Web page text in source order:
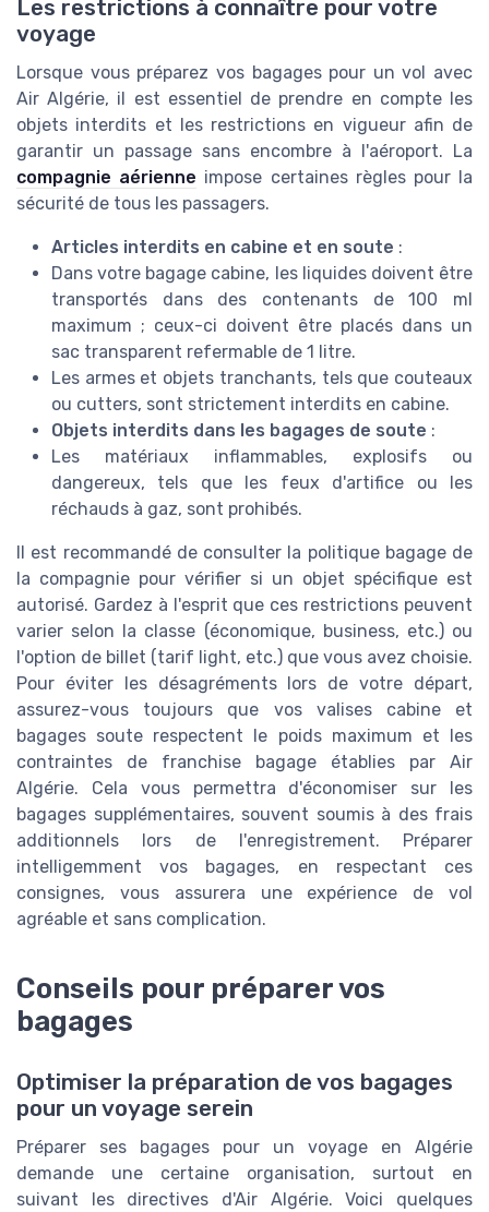
Les restrictions à connaître pour votre
voyage
Lorsque vous préparez vos bagages pour un vol avec
Air Algérie, il est essentiel de prendre en compte les
objets interdits et les restrictions en vigueur afin de
garantir un passage sans encombre à l'aéroport. La
compagnie aérienne impose certaines règles pour la
sécurité de tous les passagers.
Articles interdits en cabine et en soute :
Dans votre bagage cabine, les liquides doivent être
transportés dans des contenants de 100 ml
maximum ; ceux-ci doivent être placés dans un
sac transparent refermable de 1 litre.
Les armes et objets tranchants, tels que couteaux
ou cutters, sont strictement interdits en cabine.
Objets interdits dans les bagages de soute :
Les matériaux inflammables, explosifs ou
dangereux, tels que les feux d'artifice ou les
réchauds à gaz, sont prohibés.
Il est recommandé de consulter la politique bagage de
la compagnie pour vérifier si un objet spécifique est
autorisé. Gardez à l'esprit que ces restrictions peuvent
varier selon la classe (économique, business, etc.) ou
l'option de billet (tarif light, etc.) que vous avez choisie.
Pour éviter les désagréments lors de votre départ,
assurez-vous toujours que vos valises cabine et
bagages soute respectent le poids maximum et les
contraintes de franchise bagage établies par Air
Algérie. Cela vous permettra d'économiser sur les
bagages supplémentaires, souvent soumis à des frais
additionnels lors de l'enregistrement. Préparer
intelligemment vos bagages, en respectant ces
consignes, vous assurera une expérience de vol
agréable et sans complication.
Conseils pour préparer vos
bagages
Optimiser la préparation de vos bagages
pour un voyage serein
Préparer ses bagages pour un voyage en Algérie
demande une certaine organisation, surtout en
suivant les directives d'Air Algérie. Voici quelques